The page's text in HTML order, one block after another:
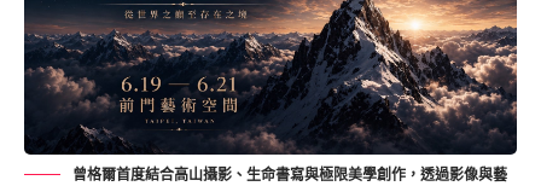
曾格爾首度結合高山攝影、生命書寫與極限美學創作，透過影像與藝